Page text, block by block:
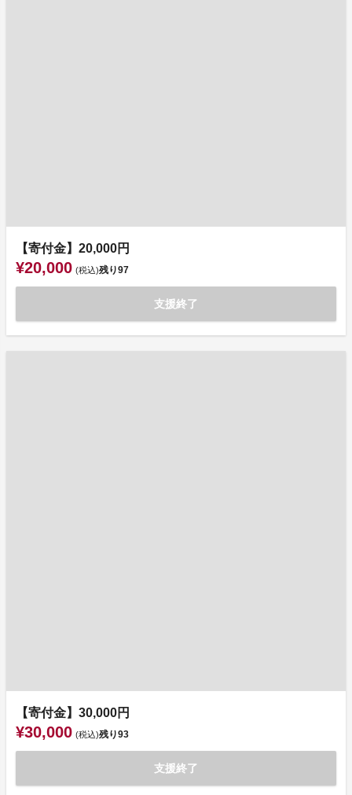
【寄付金】20,000円
¥20,000 (税込)残り97
支援終了
【寄付金】30,000円
¥30,000 (税込)残り93
支援終了